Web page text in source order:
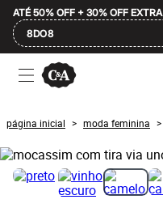
ATÉ 50% OFF + 30% OFF EXTRA
8DO8
Ofertas
Compre por Departamento
Masculino
Infantil
Calçados
Plus Size
2 calçados por R$189
2 peças por R$199
página inicial > moda feminina >